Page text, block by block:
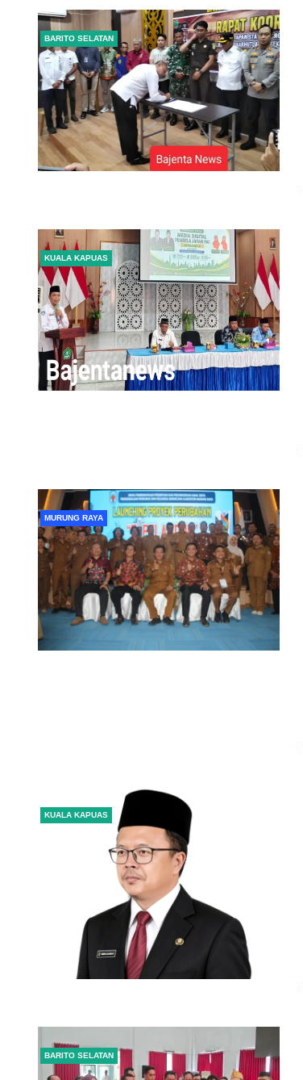
BARITO SELATAN
KUALA KAPUAS
MURUNG RAYA
KUALA KAPUAS
BARITO SELATAN